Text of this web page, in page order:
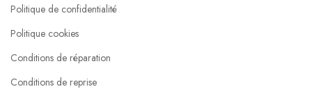
Politique de confidentialité
Politique cookies
Conditions de réparation
Conditions de reprise